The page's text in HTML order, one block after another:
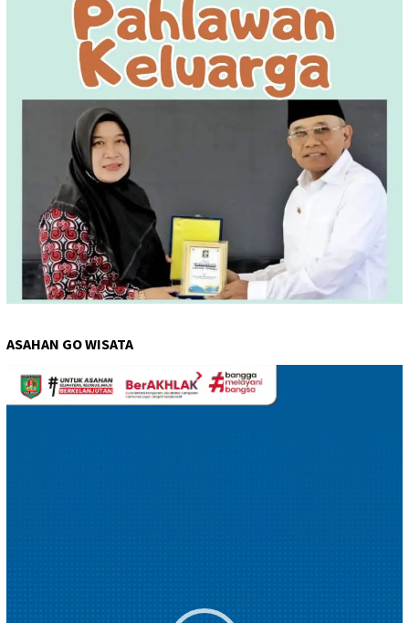
ASAHAN GO WISATA
Pemutar
Video